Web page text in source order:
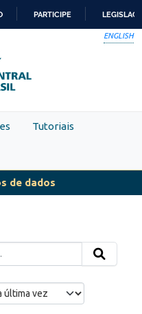
PARTICIPE
ENGLISH
Tutoriais
de dados